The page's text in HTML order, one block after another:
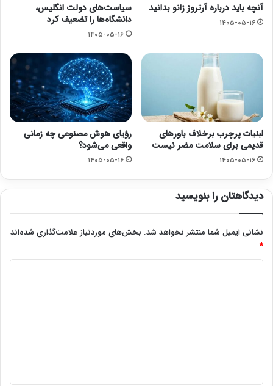
آنچه باید درباره آرتروز زانو بدانید
۱۴۰۵-۰۵-۱۶
سیاست‌های دولت انگلیس،
دانشگاه‌ها را تضعیف کرد
۱۴۰۵-۰۵-۱۶
لبنیات پرچرب برخلاف باورهای
قدیمی برای سلامت مضر نیست
۱۴۰۵-۰۵-۱۶
رؤیای هوش مصنوعی چه زمانی
واقعی می‌شود؟
۱۴۰۵-۰۵-۱۶
دیدگاهتان را بنویسید
نشانی ایمیل شما منتشر نخواهد شد. بخش‌های موردنیاز علامت‌گذاری شده‌اند
*